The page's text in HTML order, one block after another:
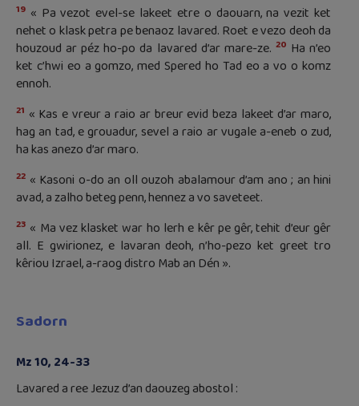
19 « Pa vezot evel-se lakeet etre o daouarn, na vezit ket
nehet o klask petra pe benaoz lavared. Roet e vezo deoh da
houzoud ar péz ho-po da lavared d’ar mare-ze. 20 Ha n’eo
ket c’hwi eo a gomzo, med Spered ho Tad eo a vo o komz
ennoh.
21 « Kas e vreur a raio ar breur evid beza lakeet d’ar maro,
hag an tad, e grouadur, sevel a raio ar vugale a-eneb o zud,
ha kas anezo d’ar maro.
22 « Kasoni o-do an oll ouzoh abalamour d’am ano ; an hini
avad, a zalho beteg penn, hennez a vo saveteet.
23 « Ma vez klasket war ho lerh e kêr pe gêr, tehit d’eur gêr
all. E gwirionez, e lavaran deoh, n’ho-pezo ket greet tro
kêriou Izrael, a-raog distro Mab an Dén ».
Sadorn
Mz 10, 24-33
Lavared a ree Jezuz d’an daouzeg abostol :